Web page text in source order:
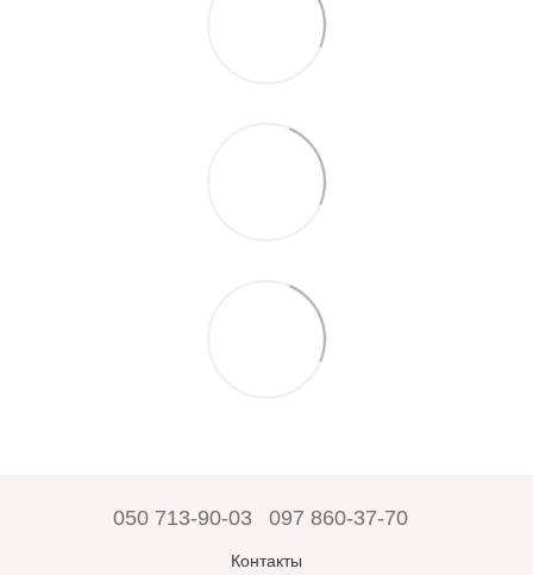
050 713-90-03 097 860-37-70
Контакты